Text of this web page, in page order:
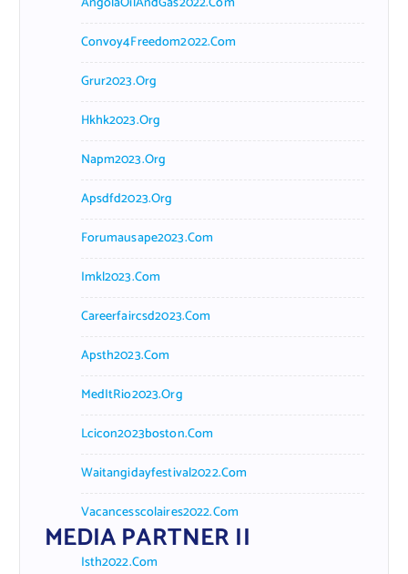
Convoy4Freedom2022.com
Grur2023.org
Hkhk2023.org
Napm2023.org
Apsdfd2023.org
Forumausape2023.com
Imkl2023.com
Careerfaircsd2023.com
Apsth2023.com
MedItRio2023.org
Lcicon2023boston.com
Waitangidayfestival2022.com
Vacancesscolaires2022.com
MEDIA PARTNER II
Isth2022.com